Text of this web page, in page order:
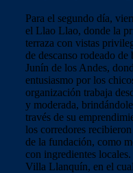
Para el segundo día,
el Llao Llao, donde la
terraza con vistas
de descanso rodeado
Junín de los Andes,
entusiasmo por los
organización trabaja
y moderada,
través de su
los corredores
de la fundación, como
con ingredientes
Villa Llanquín, en el